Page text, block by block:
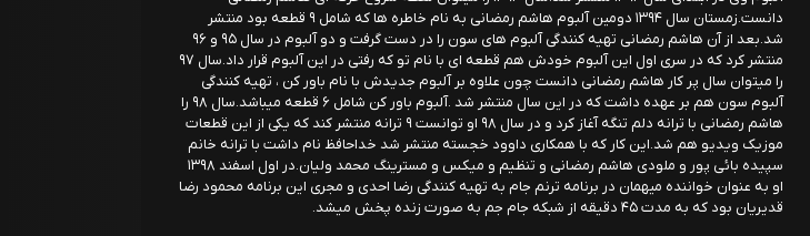
دانست.زمستان سال ۱۳۹۴ دومین آلبوم هاشم رمضانی به نام خاطره ها که شامل ۹ قطعه بود منتشر
شد.بعد از آن هاشم رمضانی تهیه کنندگی آلبوم های سون را در دست گرفت و دو آلبوم در سال ۹۵ و ۹۶
منتشر کرد که در سری اول این آلبوم خودش هم قطعه ای با نام تو که رفتی در این آلبوم قرار داد.سال ۹۷
را میتوان سال پر کار هاشم رمضانی دانست چون علاوه بر آلبوم جدیدش با نام باور کن ، تهیه کنندگی
آلبوم سون هم بر عهده داشت که در این سال منتشر شد .آلبوم باور کن شامل ۶ قطعه میباشد.سال ۹۸ را
هاشم رمضانی با ترانه دلم تنگه آغاز کرد و در سال ۹۸ او توانست ۹ ترانه منتشر کند که یکی از این قطعات
موزیک ویدیو هم شد.این کار که با همکاری داوود خجسته منتشر شد خداحافظ نام داشت با ترانه خانم
سپیده بائی پور و ملودی هاشم رمضانی و تنظیم و میکس و مسترینگ محمد ولیان.در اول اسفند ۱۳۹۸
او به عنوان خواننده میهمان در برنامه ترنم جام به تهیه کنندگی رضا احدی و مجری این برنامه محمود رضا
قدیریان بود که به مدت ۴۵ دقیقه از شبکه جام جم به صورت زنده پخش میشد.